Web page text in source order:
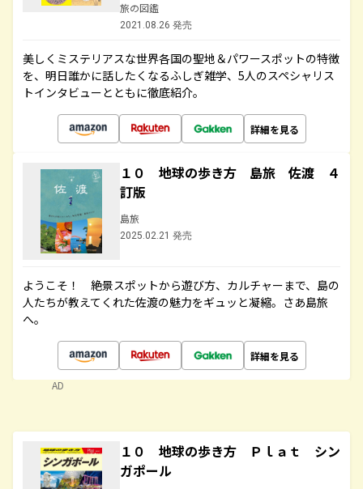
旅の図鑑
2021.08.26 発売
美しくミステリアスな世界各国の聖地＆パワースポットの特徴
を、明日誰かに話したくなるふしぎ雑学、5人のスペシャリス
トインタビューとともに徹底紹介。
詳細を見る
１０ 地球の歩き方 島旅 佐渡 ４
訂版
島旅
2025.02.21 発売
ようこそ！ 絶景スポットから遊び方、カルチャーまで、島の
人たちが教えてくれた佐渡の魅力をギュッと凝縮。さあ島旅
へ。
詳細を見る
AD
１０ 地球の歩き方 Ｐｌａｔ シン
ガポール